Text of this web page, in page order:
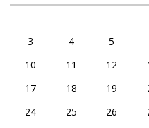
3
4 5
10
11 12
17
18 19
24
25 26